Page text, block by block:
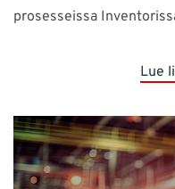
prosesseissa
Lue